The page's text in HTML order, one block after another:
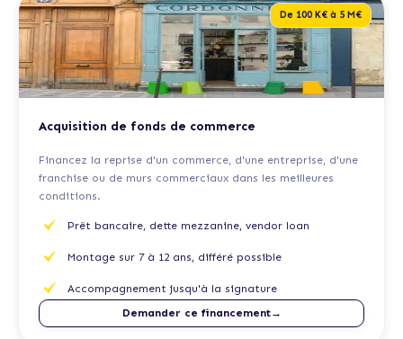
De 100 K€ à 5 M€
Acquisition de fonds de commerce
Financez la reprise d'un commerce, d'une entreprise, d'une
franchise ou de murs commerciaux dans les meilleures
conditions.
Prêt bancaire, dette mezzanine, vendor loan
Montage sur 7 à 12 ans, différé possible
Accompagnement jusqu'à la signature
Demander ce financement→